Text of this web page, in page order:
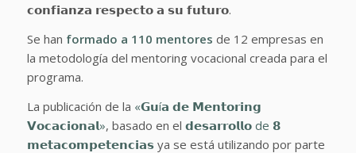
𝗰𝗼𝗻𝗳𝗶𝗮𝗻𝘇𝗮 𝗿𝗲𝘀𝗽𝗲𝗰𝘁𝗼 𝗮 𝘀𝘂 𝗳𝘂𝘁𝘂𝗿𝗼.
Se han formado a 110 mentores de 12 empresas en
la metodología del mentoring vocacional creada para el
programa.
La publicación de la «𝗚𝘂í𝗮 𝗱𝗲 𝗠𝗲𝗻𝘁𝗼𝗿𝗶𝗻𝗴
𝗩𝗼𝗰𝗮𝗰𝗶𝗼𝗻𝗮𝗹», basado en el 𝗱𝗲𝘀𝗮𝗿𝗿𝗼𝗹𝗹𝗼 de 𝟴
𝗺𝗲𝘁𝗮𝗰𝗼𝗺𝗽𝗲𝘁𝗲𝗻𝗰𝗶𝗮𝘀 ya se está utilizando por parte